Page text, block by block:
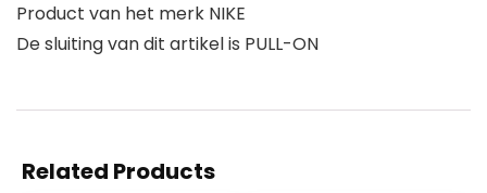
Product van het merk NIKE
De sluiting van dit artikel is PULL-ON
Related Products